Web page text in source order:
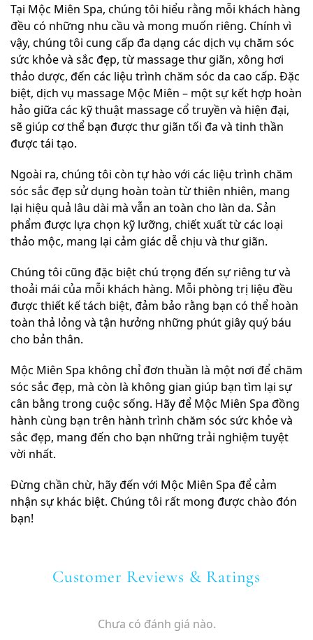
Tại Mộc Miên Spa, chúng tôi hiểu rằng mỗi khách hàng
đều có những nhu cầu và mong muốn riêng. Chính vì
vậy, chúng tôi cung cấp đa dạng các dịch vụ chăm sóc
sức khỏe và sắc đẹp, từ massage thư giãn, xông hơi
thảo dược, đến các liệu trình chăm sóc da cao cấp. Đặc
biệt, dịch vụ massage Mộc Miên – một sự kết hợp hoàn
hảo giữa các kỹ thuật massage cổ truyền và hiện đại,
sẽ giúp cơ thể bạn được thư giãn tối đa và tinh thần
được tái tạo.
Ngoài ra, chúng tôi còn tự hào với các liệu trình chăm
sóc sắc đẹp sử dụng hoàn toàn từ thiên nhiên, mang
lại hiệu quả lâu dài mà vẫn an toàn cho làn da. Sản
phẩm được lựa chọn kỹ lưỡng, chiết xuất từ các loại
thảo mộc, mang lại cảm giác dễ chịu và thư giãn.
Chúng tôi cũng đặc biệt chú trọng đến sự riêng tư và
thoải mái của mỗi khách hàng. Mỗi phòng trị liệu đều
được thiết kế tách biệt, đảm bảo rằng bạn có thể hoàn
toàn thả lỏng và tận hưởng những phút giây quý báu
cho bản thân.
Mộc Miên Spa không chỉ đơn thuần là một nơi để chăm
sóc sắc đẹp, mà còn là không gian giúp bạn tìm lại sự
cân bằng trong cuộc sống. Hãy để Mộc Miên Spa đồng
hành cùng bạn trên hành trình chăm sóc sức khỏe và
sắc đẹp, mang đến cho bạn những trải nghiệm tuyệt
vời nhất.
Đừng chần chừ, hãy đến với Mộc Miên Spa để cảm
nhận sự khác biệt. Chúng tôi rất mong được chào đón
bạn!
Customer Reviews & Ratings
Chưa có đánh giá nào.